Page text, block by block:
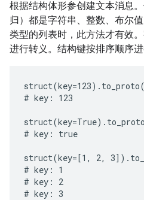
根据结构体形参创建文本消息
归）都是字符串、整数、布尔
类型的列表时，此方法才有效
进行转义。结构键按排序顺序进
# key: 123
# key: true
struct(key=[1, 2,
# key: 1
# key: 2
# key: 3